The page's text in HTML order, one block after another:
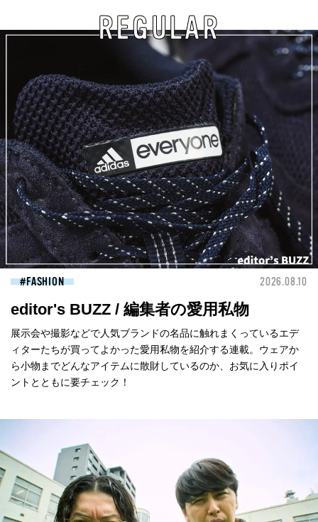
REGULAR
FASHION 2026.08.10
editor's BUZZ / 編集者の愛用私物
展示会や撮影などで人気ブランドの名品に触れまくっているエデ
ィターたちが買ってよかった愛用私物を紹介する連載。ウェアか
ら小物までどんなアイテムに散財しているのか、お気に入りポイ
ントとともに要チェック！